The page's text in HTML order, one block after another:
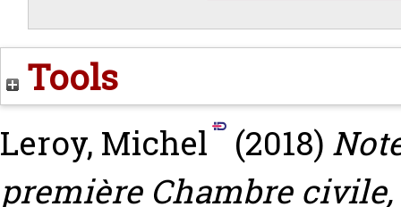
Tools
Leroy, Michel (2018)
première Chambre civile,